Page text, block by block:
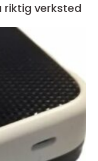
riktig verksted